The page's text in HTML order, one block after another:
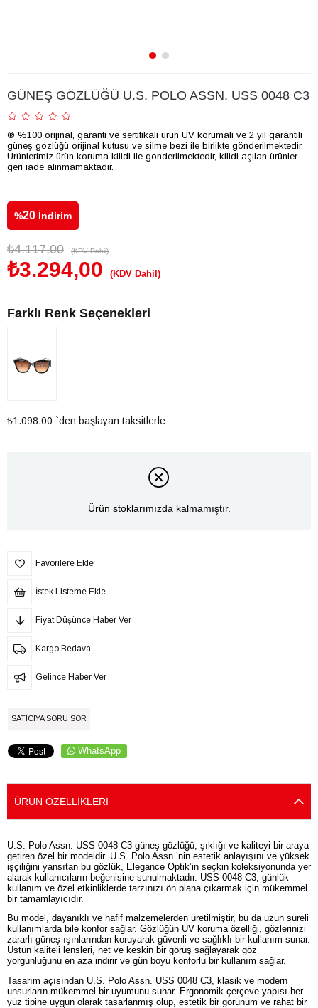
GÜNEŞ GÖZLÜĞÜ U.S. POLO ASSN. USS 0048 C3
® %100 orijinal, garanti ve sertifikalı ürün UV korumalı ve 2 yıl garantili
güneş gözlüğü orijinal kutusu ve silme bezi ile birlikte gönderilmektedir.
Ürünlerimiz ürün koruma kilidi ile gönderilmektedir, kilidi açılan ürünler
geri iade alınmamaktadır.
%20 İndirim
₺4.117,00 (KDV Dahil)
₺3.294,00 (KDV Dahil)
Farklı Renk Seçenekleri
Tükendi
₺1.098,00 `den başlayan taksitlerle
Ürün stoklarımızda kalmamıştır.
Favorilere Ekle
İstek Listeme Ekle
Fiyat Düşünce Haber Ver
Kargo Bedava
Gelince Haber Ver
SATICIYA SORU SOR
WhatsApp
ÜRÜN ÖZELLIKLERI
U.S. Polo Assn. USS 0048 C3 güneş gözlüğü, şıklığı ve kaliteyi bir araya
getiren özel bir modeldir. U.S. Polo Assn.’nin estetik anlayışını ve yüksek
işçiliğini yansıtan bu gözlük, Elegance Optik’in seçkin koleksiyonunda yer
alarak kullanıcıların beğenisine sunulmaktadır. USS 0048 C3, günlük
kullanım ve özel etkinliklerde tarzınızı ön plana çıkarmak için mükemmel
bir tamamlayıcıdır.
Bu model, dayanıklı ve hafif malzemelerden üretilmiştir, bu da uzun süreli
kullanımlarda bile konfor sağlar. Gözlüğün UV koruma özelliği, gözlerinizi
zararlı güneş ışınlarından koruyarak güvenli ve sağlıklı bir kullanım sunar.
Üstün kaliteli lensleri, net ve keskin bir görüş sağlayarak göz
yorgunluğunu en aza indirir ve gün boyu konforlu bir kullanım sağlar.
Tasarım açısından U.S. Polo Assn. USS 0048 C3, klasik ve modern
unsurların mükemmel bir uyumunu sunar. Ergonomik çerçeve yapısı her
yüz tipine uygun olarak tasarlanmış olup, estetik bir görünüm ve rahat bir